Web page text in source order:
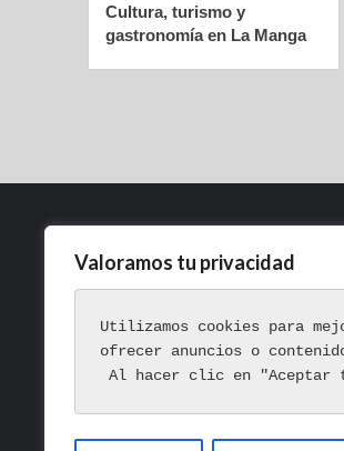
Valoramos tu privacidad
Utilizamos cookies para
ofrecer anuncios o
Al hacer clic en "Aceptar
Cultura, turismo y
gastronomía en La Manga
Política de Privacidad
Aviso Legal
Política de Cookies